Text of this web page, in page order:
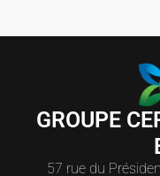
GROUPE
57 rue du